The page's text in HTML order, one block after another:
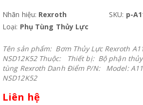
Nhãn hiệu: Rexroth SKU: p-
Loại: Phụ Tùng Thủy Lực
Tên sản phẩm: Bơm Thủy Lực Rexroth
NSD12K52 Thuộc: Thiết bị: Bộ phận
tùng Rexroth Danh Điểm P/N: Model:
NSD12K52
Liên hệ